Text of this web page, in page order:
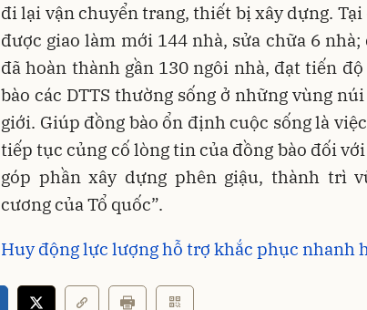
đi lại vận chuyển trang, thiết bị xây dựng. Tại
được giao làm mới 144 nhà, sửa chữa 6
đã hoàn thành gần 130 ngôi nhà, đạt tiến
bào các DTTS thường sống ở những vùng
giới. Giúp đồng bào ổn định cuộc sống là
tiếp tục củng cố lòng tin của đồng bào đối
góp phần xây dựng phên giậu, thành trì
cương của Tổ quốc”.
Huy động lực lượng hỗ trợ khắc phục nhanh